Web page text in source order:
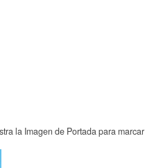
la Imagen de Portada para marcar